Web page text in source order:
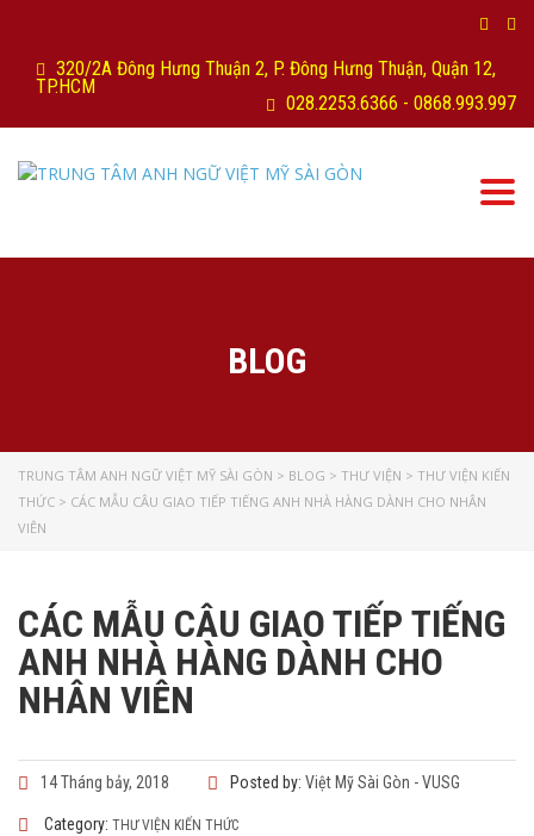
320/2A Đông Hưng Thuận 2, P. Đông Hưng Thuận, Quận 12,
TP.HCM
028.2253.6366 - 0868.993.997
BLOG
TRUNG TÂM ANH NGỮ VIỆT MỸ SÀI GÒN > BLOG > THƯ VIỆN > THƯ VIỆN KIẾN
THỨC > CÁC MẪU CÂU GIAO TIẾP TIẾNG ANH NHÀ HÀNG DÀNH CHO NHÂN
VIÊN
CÁC MẪU CÂU GIAO TIẾP TIẾNG
ANH NHÀ HÀNG DÀNH CHO
NHÂN VIÊN
14 Tháng bảy, 2018 Posted by: Việt Mỹ Sài Gòn - VUSG
Category: THƯ VIỆN KIẾN THỨC